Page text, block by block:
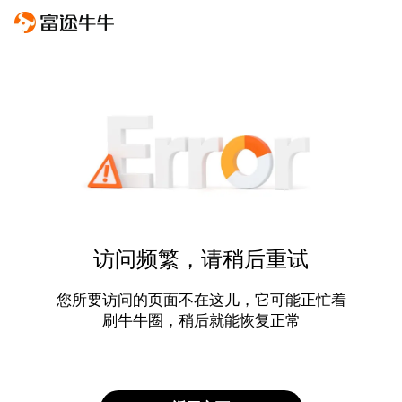
访问频繁，请稍后重试
您所要访问的页面不在这儿，它可能正忙着
刷牛牛圈，稍后就能恢复正常